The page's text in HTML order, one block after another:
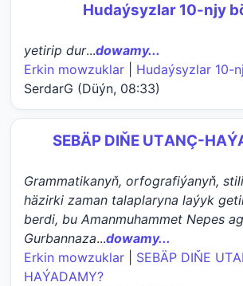
Hudaýsyzlar 10-njy
yetirip dur...dowamy...
Erkin mowzuklar
Hudaýsyzlar 10-
SerdarG (Düýn, 08:33)
SEBÄP DIŇE UTАNÇ-
Grammatikanyň, orfografiýanyň,
häzirki zaman talaplaryna laýyk
berdi, bu Amanmuhammet Nepes
Gurbannaza...dowamy...
Erkin mowzuklar
SEBÄP DIŇE
HАÝADАMY?